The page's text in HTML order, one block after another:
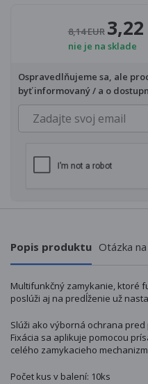
8,14 EUR 3,22
nie je na sklade
Ospravedlňujeme sa, ale
byť informovaný / a o
Popis produktu Otázka
Multifunkčný zamykanie, ktoré
poslúži aj na predĺženie už
Slúži ako výborná ochrana
Fixácia sa aplikuje pomocou
celého zamykacieho
Počet kus v balení: 10ks